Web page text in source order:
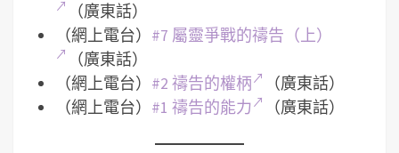
（廣東話）
（網上電台） #7 屬靈爭戰的禱告（上）
（廣東話）
（網上電台） #2 禱告的權柄
（廣東話）
（網上電台） #1 禱告的能力 （廣東話）